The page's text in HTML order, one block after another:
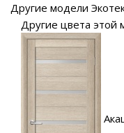
Другие модели
Другие цвета этой